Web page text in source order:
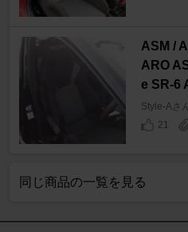
ASM /
ARO
e SR-6
Style-Aさ
21
同じ商品の一覧を見る